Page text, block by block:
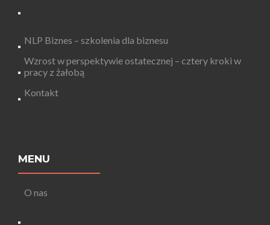
NLP Biznes – szkolenia dla biznesu
Wzrost w perspektywie ostatecznej – cztery kroki w
pracy z żałobą
Kontakt
MENU
O nas